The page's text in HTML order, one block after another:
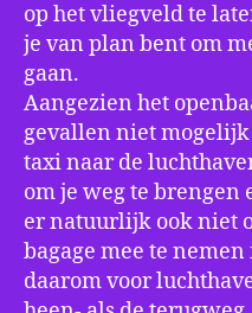
op het vliegveld te
je van plan bent om
gaan.
Aangezien het
gevallen niet
taxi naar de
om je weg te brengen
er natuurlijk ook niet
bagage mee te
daarom voor